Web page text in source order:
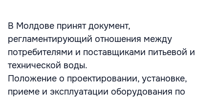
В Молдове принят документ,
регламентирующий отношения между
потребителями и поставщиками питьевой и
технической воды.
Положение о проектировании, установке,
приеме и эксплуатации оборудования по